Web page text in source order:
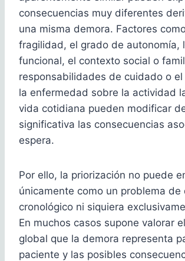
consecuencias muy diferentes
una misma demora. Factores
fragilidad, el grado de autonomía,
funcional, el contexto social o
responsabilidades de cuidado o
la enfermedad sobre la actividad
vida cotidiana pueden modificar
significativa las consecuencias
espera.
Por ello, la priorización no puede
únicamente como un problema de
cronológico ni siquiera
En muchos casos supone valorar
global que la demora representa
paciente y las posibles